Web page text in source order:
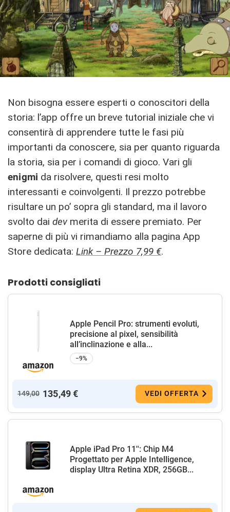
Non bisogna essere esperti o conoscitori della
storia: l’app offre un breve tutorial iniziale che vi
consentirà di apprendere tutte le fasi più
importanti da conoscere, sia per quanto riguarda
la storia, sia per i comandi di gioco. Vari gli
enigmi da risolvere, questi resi molto
interessanti e coinvolgenti. Il prezzo potrebbe
risultare un po’ sopra gli standard, ma il lavoro
svolto dai dev merita di essere premiato. Per
saperne di più vi rimandiamo alla pagina App
Store dedicata: Link – Prezzo 7,99 €.
Prodotti consigliati
Apple Pencil Pro: strumenti evoluti,
precisione al pixel, sensibilità
all’inclinazione e alla...
−9%
149,00 135,49 € VEDI OFFERTA
Apple iPad Pro 11'': Chip M4
Progettato per Apple Intelligence,
display Ultra Retina XDR, 256GB...